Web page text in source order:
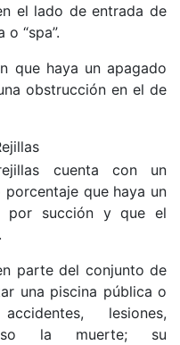
el lado de entrada de
“spa”.
que haya un apagado
obstrucción en el de
cuenta con un
que haya un
por succión y que el
parte del conjunto de
una piscina pública o
lesiones,
la muerte; su